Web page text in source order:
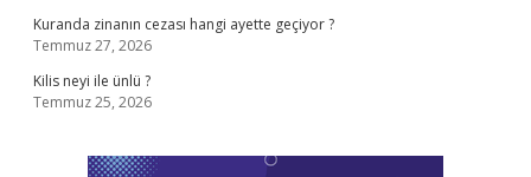
Kuranda zinanın cezası hangi ayette geçiyor ?
Temmuz 27, 2026
Kilis neyi ile ünlü ?
Temmuz 25, 2026